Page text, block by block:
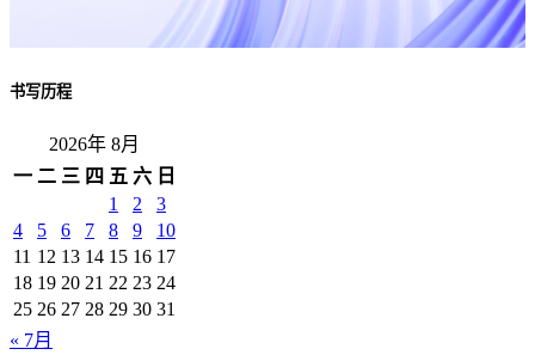
书写历程
2026年 8月
一 二 三 四 五 六 日
1
2
3
4
5 6 7 8 9
10
11 12 13 14 15 16 17
18 19 20 21 22 23 24
25 26 27 28 29 30 31
« 7月